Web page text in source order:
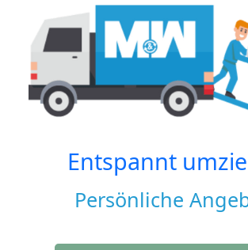
Entspannt
Persönliche